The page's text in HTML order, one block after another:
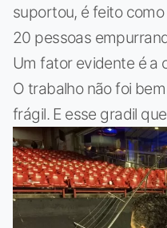
suportou, é feito
20 pessoas
Um fator evidente é a
O trabalho não foi
frágil. E esse gradil